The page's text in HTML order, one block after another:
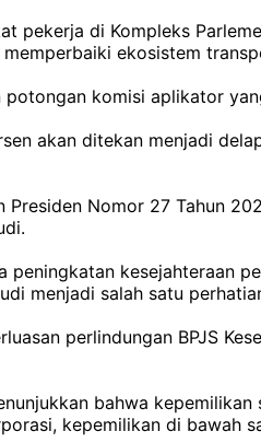
pekerja di Kompleks
ekosistem
komisi aplikator
akan ditekan menjadi
Nomor 27 Tahun
kesejahteraan
menjadi salah satu
perlindungan BPJS
bahwa
kepemilikan di bawah